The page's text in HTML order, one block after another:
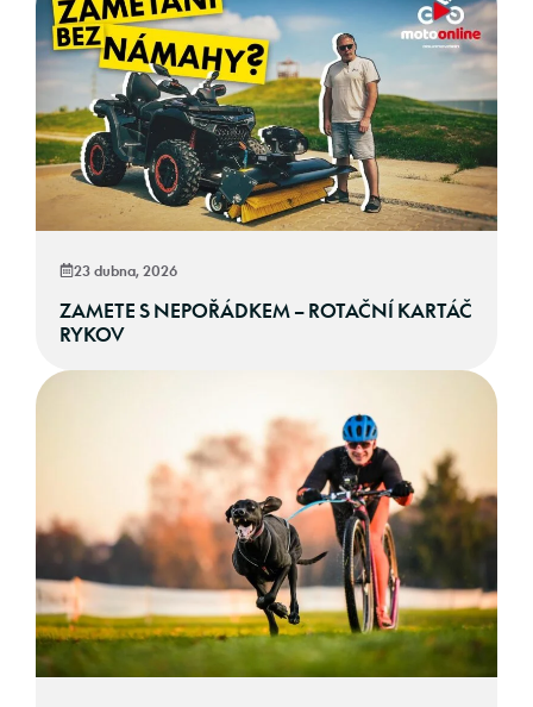
23 dubna, 2026
ZAMETE S NEPOŘÁDKEM – ROTAČNÍ KARTÁČ
RYKOV